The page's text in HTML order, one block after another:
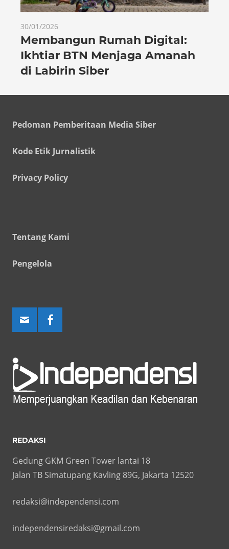
30/01/2026
Membangun Rumah Digital:
Ikhtiar BTN Menjaga Amanah
di Labirin Siber
Pedoman Pemberitaan Media Siber
Kode Etik Jurnalistik
Privacy Policy
Tentang Kami
Pengelola
REDAKSI
Gedung GKM Green Tower lantai 18
Jalan TB Simatupang Kavling 89G, Jakarta 12520
redaksi@independensi.com
independensiredaksi@gmail.com